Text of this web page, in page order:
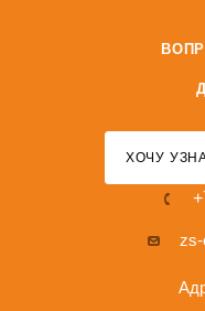
ХОЧУ
zs-